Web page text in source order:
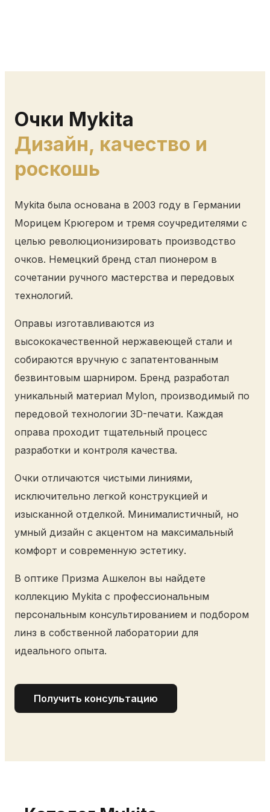
Очки Mykita
Дизайн, качество и
роскошь
Mykita была основана в 2003 году в Германии
Морицем Крюгером и тремя соучредителями с
целью революционизировать производство
очков. Немецкий бренд стал пионером в
сочетании ручного мастерства и передовых
технологий.
Оправы изготавливаются из
высококачественной нержавеющей стали и
собираются вручную с запатентованным
безвинтовым шарниром. Бренд разработал
уникальный материал Mylon, производимый по
передовой технологии 3D-печати. Каждая
оправа проходит тщательный процесс
разработки и контроля качества.
Очки отличаются чистыми линиями,
исключительно легкой конструкцией и
изысканной отделкой. Минималистичный, но
умный дизайн с акцентом на максимальный
комфорт и современную эстетику.
В оптике Призма Ашкелон вы найдете
коллекцию Mykita с профессиональным
персональным консультированием и подбором
линз в собственной лаборатории для
идеального опыта.
Получить консультацию